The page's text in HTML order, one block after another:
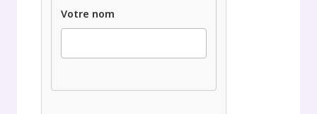
Votre nom